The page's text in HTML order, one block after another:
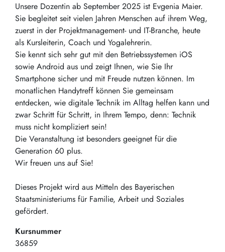
Unsere Dozentin ab September 2025 ist Evgenia Maier.
Sie begleitet seit vielen Jahren Menschen auf ihrem Weg,
zuerst in der Projektmanagement- und IT-Branche, heute
als Kursleiterin, Coach und Yogalehrerin.
Sie kennt sich sehr gut mit den Betriebssystemen iOS
sowie Android aus und zeigt Ihnen, wie Sie Ihr
Smartphone sicher und mit Freude nutzen können. Im
monatlichen Handytreff können Sie gemeinsam
entdecken, wie digitale Technik im Alltag helfen kann und
zwar Schritt für Schritt, in Ihrem Tempo, denn: Technik
muss nicht kompliziert sein!
Die Veranstaltung ist besonders geeignet für die
Generation 60 plus.
Wir freuen uns auf Sie!
Dieses Projekt wird aus Mitteln des Bayerischen
Staatsministeriums für Familie, Arbeit und Soziales
gefördert.
Kursnummer
36859